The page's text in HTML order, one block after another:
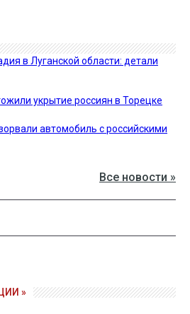
в Луганской области: детали
укрытие россиян в Торецке
автомобиль с российскими
Все новости »
»